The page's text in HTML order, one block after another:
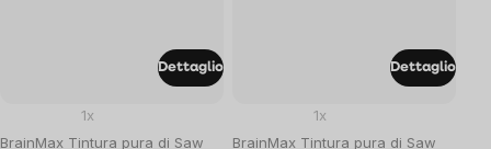
BrainMax Tintura pura di Saw
1x
Dettaglio
BrainMax Tintura pura di Saw
1x
Dettaglio